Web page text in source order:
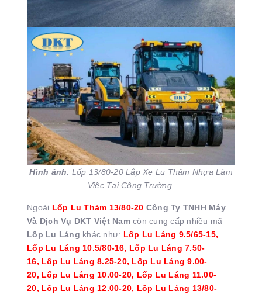
Hình ảnh: Lốp 13/80-20 Lắp Xe Lu Thảm Nhựa Làm
Việc Tại Công Trường.
Ngoài Lốp Lu Thảm 13/80-20 Công Ty TNHH Máy
Và Dịch Vụ DKT Việt Namcòn cung cấp nhiều mã
Lốp Lu Láng khác như: Lốp Lu Láng 9.5/65-15,
Lốp Lu Láng 10.5/80-16, Lốp Lu Láng 7.50-
16, Lốp Lu Láng 8.25-20, Lốp Lu Láng 9.00-
20, Lốp Lu Láng 10.00-20, Lốp Lu Láng 11.00-
20, Lốp Lu Láng 12.00-20, Lốp Lu Láng 13/80-